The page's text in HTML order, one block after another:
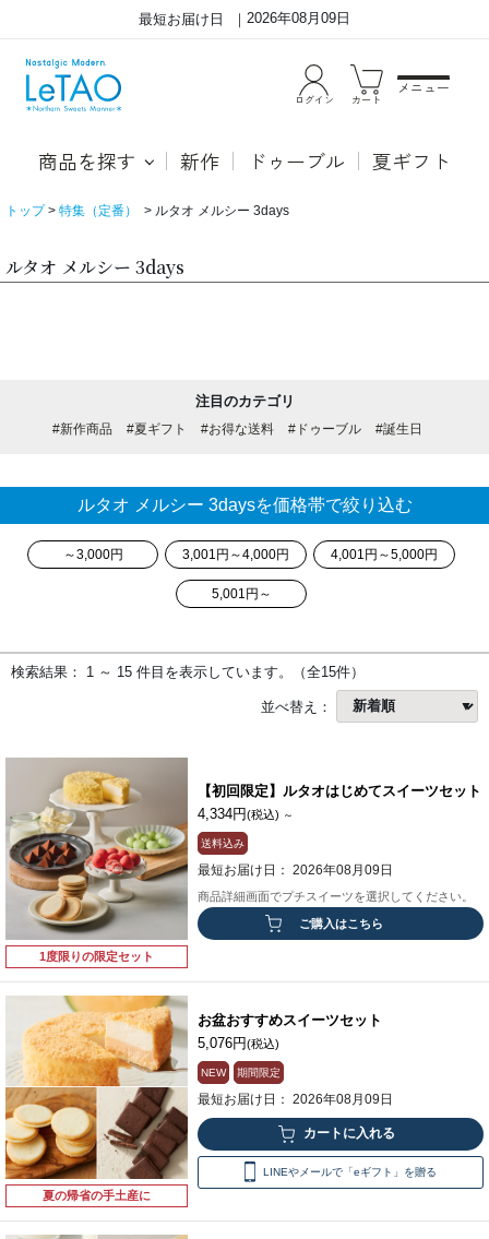
最短お届け日 2026年08月09日
ログイン カート
メニュー
商品を探す 新作 ドゥーブル 夏ギフト
トップ 特集（定番） ルタオ メルシー 3days
ルタオ メルシー 3days
注目のカテゴリ
#新作商品 #夏ギフト #お得な送料 #ドゥーブル #誕生日
ルタオ メルシー 3daysを価格帯で絞り込む
～3,000円 3,001円～4,000円 4,001円～5,000円
5,001円～
検索結果： 1 ～ 15 件目を表示しています。（全15件）
並べ替え：
1度限りの限定セット
【初回限定】ルタオはじめてスイーツセット
4,334円(税込) ～
送料込み
最短お届け日： 2026年08月09日
商品詳細画面でプチスイーツを選択してください。
ご購入はこちら
夏の帰省の手土産に
お盆おすすめスイーツセット
5,076円(税込)
NEW 期間限定
最短お届け日： 2026年08月09日
LINEやメールで「eギフト」を贈る